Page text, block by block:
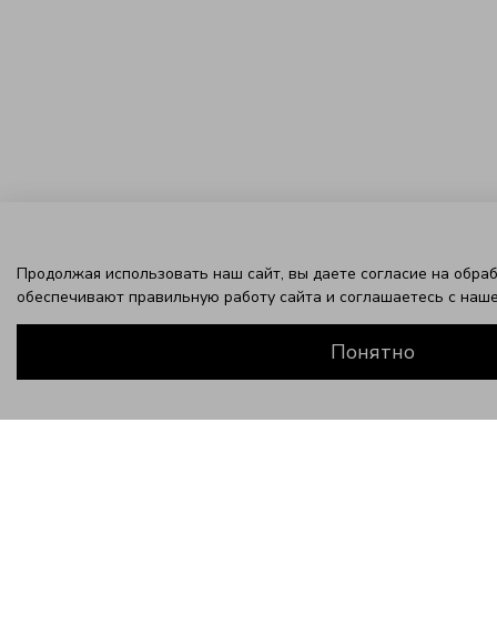
Продолжая использовать наш сайт, вы даете согласие на
обеспечивают правильную работу сайта и соглашаетесь с
Понятно